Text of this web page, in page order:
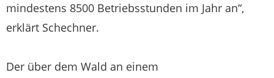
mindestens 8500 Betriebsstunden im Jahr an“,
erklärt Schechner.
Der über dem Wald an einem